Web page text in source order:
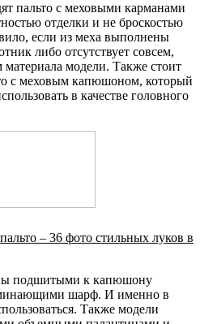
пальто с меховыми карманами
отделки и не броскостью
если из меха выполнены
либо отсутствует совсем,
модели. Также стоит
с меховым капюшоном, который
в качестве головного
– 36 фото стильных луков в
подшитыми к капюшону
шарф. И именно в
Также модели